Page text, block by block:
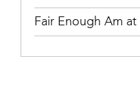
Fair Enough Am